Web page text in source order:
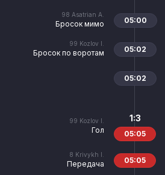
98 Asatrian A.
Бросок мимо 05:00
99 Kozlov I.
Бросок по воротам 05:02
05:02
99 Kozlov I.
Гол
1:3
05:05
8 Krivykh I.
Передача 05:05